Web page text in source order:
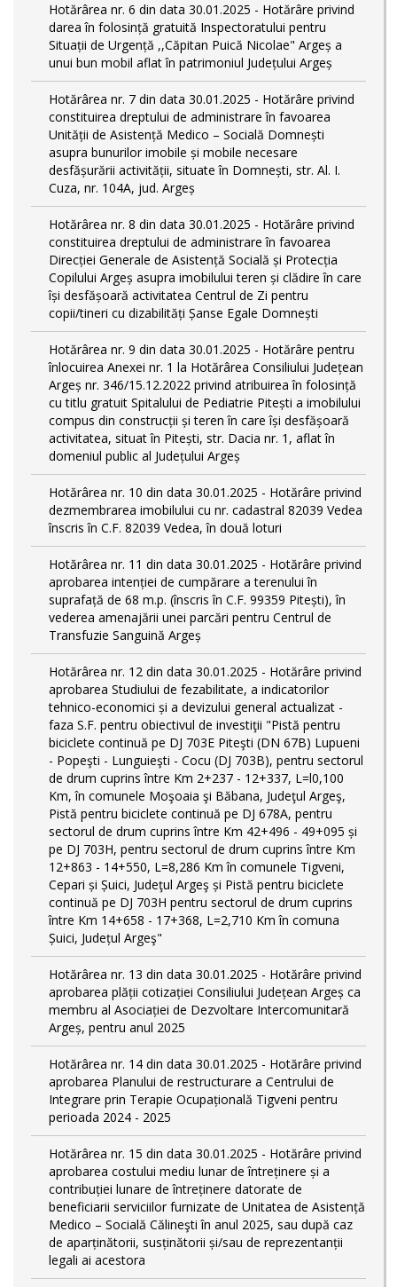
Hotărârea nr. 6 din data 30.01.2025 - Hotărâre privind
darea în folosință gratuită Inspectoratului pentru
Situații de Urgență ,,Căpitan Puică Nicolae" Argeș a
unui bun mobil aflat în patrimoniul Județului Argeș
Hotărârea nr. 7 din data 30.01.2025 - Hotărâre privind
constituirea dreptului de administrare în favoarea
Unității de Asistență Medico – Socială Domnești
asupra bunurilor imobile și mobile necesare
desfășurării activității, situate în Domnești, str. Al. I.
Cuza, nr. 104A, jud. Argeș
Hotărârea nr. 8 din data 30.01.2025 - Hotărâre privind
constituirea dreptului de administrare în favoarea
Direcției Generale de Asistență Socială și Protecția
Copilului Argeș asupra imobilului teren și clădire în care
își desfășoară activitatea Centrul de Zi pentru
copii/tineri cu dizabilități Șanse Egale Domnești
Hotărârea nr. 9 din data 30.01.2025 - Hotărâre pentru
înlocuirea Anexei nr. 1 la Hotărârea Consiliului Județean
Argeș nr. 346/15.12.2022 privind atribuirea în folosință
cu titlu gratuit Spitalului de Pediatrie Pitești a imobilului
compus din construcții și teren în care își desfășoară
activitatea, situat în Pitești, str. Dacia nr. 1, aflat în
domeniul public al Județului Argeș
Hotărârea nr. 10 din data 30.01.2025 - Hotărâre privind
dezmembrarea imobilului cu nr. cadastral 82039 Vedea
înscris în C.F. 82039 Vedea, în două loturi
Hotărârea nr. 11 din data 30.01.2025 - Hotărâre privind
aprobarea intenției de cumpărare a terenului în
suprafață de 68 m.p. (înscris în C.F. 99359 Pitești), în
vederea amenajării unei parcări pentru Centrul de
Transfuzie Sanguină Argeș
Hotărârea nr. 12 din data 30.01.2025 - Hotărâre privind
aprobarea Studiului de fezabilitate, a indicatorilor
tehnico-economici și a devizului general actualizat -
faza S.F. pentru obiectivul de investiţii "Pistă pentru
biciclete continuă pe DJ 703E Piteşti (DN 67B) Lupueni
- Popeşti - Lunguieşti - Cocu (DJ 703B), pentru sectorul
de drum cuprins între Km 2+237 - 12+337, L=l0,100
Km, în comunele Moşoaia şi Băbana, Judeţul Argeş,
Pistă pentru biciclete continuă pe DJ 678A, pentru
sectorul de drum cuprins între Km 42+496 - 49+095 și
pe DJ 703H, pentru sectorul de drum cuprins între Km
12+863 - 14+550, L=8,286 Km în comunele Tigveni,
Cepari și Șuici, Judeţul Argeş și Pistă pentru biciclete
continuă pe DJ 703H pentru sectorul de drum cuprins
între Km 14+658 - 17+368, L=2,710 Km în comuna
Șuici, Județul Argeş"
Hotărârea nr. 13 din data 30.01.2025 - Hotărâre privind
aprobarea plății cotizației Consiliului Județean Argeș ca
membru al Asociației de Dezvoltare Intercomunitară
Argeș, pentru anul 2025
Hotărârea nr. 14 din data 30.01.2025 - Hotărâre privind
aprobarea Planului de restructurare a Centrului de
Integrare prin Terapie Ocupațională Tigveni pentru
perioada 2024 - 2025
Hotărârea nr. 15 din data 30.01.2025 - Hotărâre privind
aprobarea costului mediu lunar de întreținere și a
contribuției lunare de întreținere datorate de
beneficiarii serviciilor furnizate de Unitatea de Asistență
Medico – Socială Călineşti în anul 2025, sau după caz
de aparținătorii, susținătorii și/sau de reprezentanții
legali ai acestora